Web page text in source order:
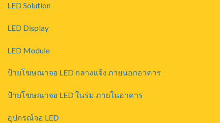
LED Solution
LED Display
LED Module
ป้ายโฆษณาจอ LED กลางแจ้ง ภายนอกอาคาร
ป้ายโฆษณาจอ LED ในร่ม ภายในอาคาร
อุปกรณ์จอ LED